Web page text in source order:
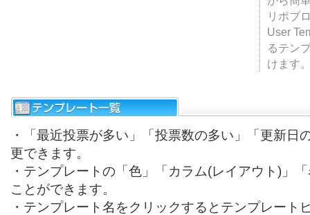
リポブ
User
るテン
けます
・「最近投票が多い」「投票数の多い」「更新日
更できます。
・テンプレートの「色」「カラム(レイアウト)」
ことができます。
・テンプレート名をクリックするとテンプレート